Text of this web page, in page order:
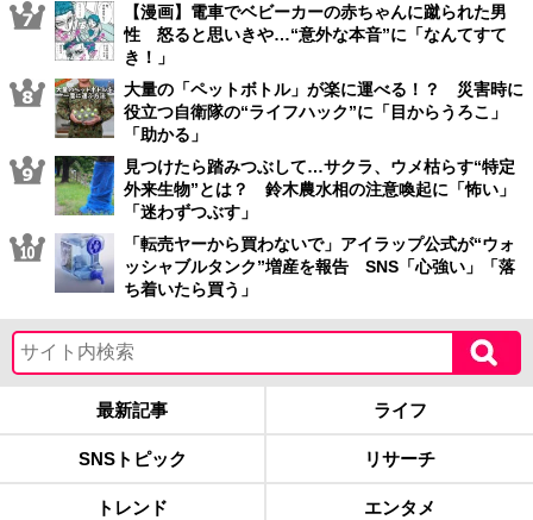
【漫画】電車でベビーカーの赤ちゃんに蹴られた男
性 怒ると思いきや…“意外な本音”に「なんてすて
き！」
大量の「ペットボトル」が楽に運べる！？ 災害時に
役立つ自衛隊の“ライフハック”に「目からうろこ」
「助かる」
見つけたら踏みつぶして…サクラ、ウメ枯らす“特定
外来生物”とは？ 鈴木農水相の注意喚起に「怖い」
「迷わずつぶす」
「転売ヤーから買わないで」アイラップ公式が“ウォ
ッシャブルタンク”増産を報告 SNS「心強い」「落
ち着いたら買う」
最新記事 ライフ
SNSトピック リサーチ
トレンド エンタメ